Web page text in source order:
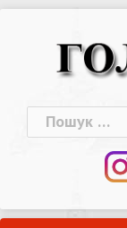
Пошук: